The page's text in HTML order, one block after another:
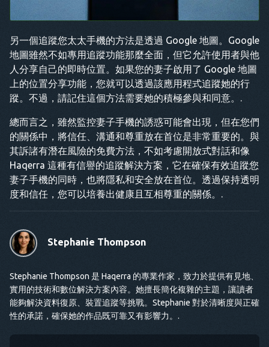
另一個追蹤您太太手機的方法是透過 Google 地圖。Google
地圖雖然不如專用追蹤功能那麼全面，但它允許使用者與他
人分享自己的即時位置。如果您的妻子啟用了 Google 地圖
上的位置分享功能，您就可以透過該應用程式追蹤她的行
蹤。不過，請記住這個方法需要她的積極參與和同意。.
總而言之，雖然監控妻子手機的誘惑可能會出現，但在您們
的關係中，將信任、溝通和尊重放在首位是非常重要的。與
其訴諸有潛在風險的免費方法，不如考慮開放式對話和像
Haqerra 這種有信譽的追蹤解決方案，它在確保有效追蹤您
妻子手機的同時，也將隱私和安全放在首位。透過保持透明
度和信任，您可以培養出健康且互相尊重的關係。.
Stephanie Thompson
Stephanie Thompson 是 Haqerra 的專業作家，致力於提供有見地、
實用的技術和數位解決方案內容。她擅長簡化複雜的主題，讓讀者
能夠解決資料復原、裝置追蹤等挑戰。Stephanie 對於清晰度與正確
性的承諾，確保她的作品既可靠又有影響力。.